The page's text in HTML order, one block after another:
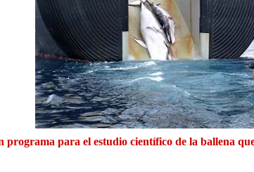
para el estudio científico de la ballena